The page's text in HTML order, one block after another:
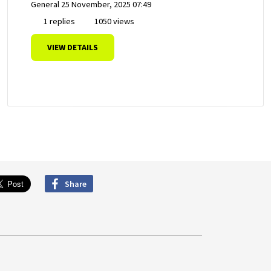
General 25 November, 2025 07:49
1 replies
1050 views
VIEW DETAILS
Share